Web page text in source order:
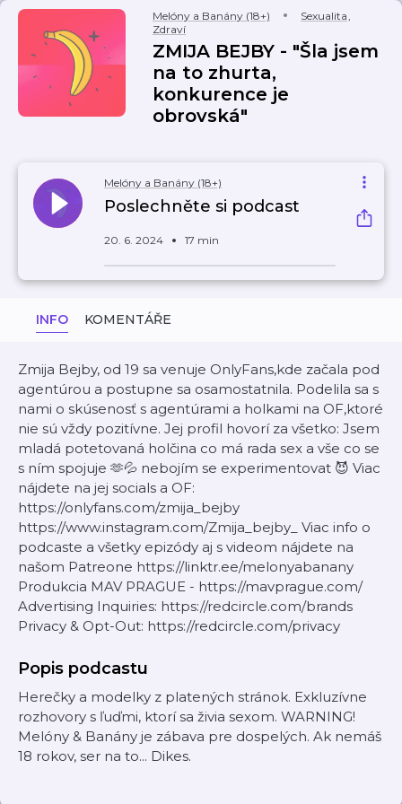
Melóny a Banány (18+) Sexualita,
Zdraví
ZMIJA BEJBY - "Šla jsem
na to zhurta,
konkurence je
obrovská"
Melóny a Banány (18+)
Poslechněte si podcast
20. 6. 2024 17 min
INFO KOMENTÁŘE
Zmija Bejby, od 19 sa venuje OnlyFans,kde začala pod
agentúrou a postupne sa osamostatnila. Podelila sa s
nami o skúsenosť s agentúrami a holkami na OF,ktoré
nie sú vždy pozitívne. Jej profil hovorí za všetko: Jsem
mladá potetovaná holčina co má rada sex a vše co se
s ním spojuje 🫶💦 nebojím se experimentovat 😈 Viac
nájdete na jej socials a OF:
https://onlyfans.com/zmija_bejby
https://www.instagram.com/Zmija_bejby_ Viac info o
podcaste a všetky epizódy aj s videom nájdete na
našom Patreone https://linktr.ee/melonyabanany
Produkcia MAV PRAGUE - https://mavprague.com/
Advertising Inquiries: https://redcircle.com/brands
Privacy & Opt-Out: https://redcircle.com/privacy
Popis podcastu
Herečky a modelky z platených stránok. Exkluzívne
rozhovory s ľuďmi, ktorí sa živia sexom. WARNING!
Melóny & Banány je zábava pre dospelých. Ak nemáš
18 rokov, ser na to... Dikes.